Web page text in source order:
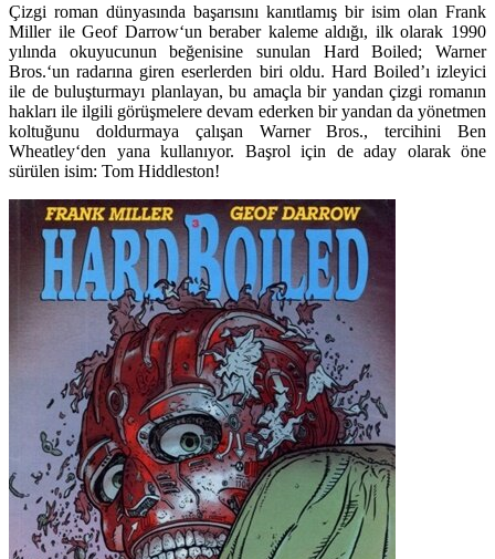
Çizgi roman dünyasında başarısını kanıtlamış bir isim olan Frank
MillerileGeof Darrow‘un beraber kaleme aldığı, ilk olarak 1990
yılında okuyucunun beğenisine sunulan Hard Boiled;Warner
Bros.‘un radarına giren eserlerden biri oldu. Hard Boiled’ı izleyici
ile de buluşturmayı planlayan, bu amaçla bir yandan çizgi romanın
hakları ile ilgili görüşmelere devam ederken bir yandan da yönetmen
koltuğunu doldurmaya çalışan Warner Bros., tercihini Ben
Wheatley‘den yana kullanıyor. Başrol için de aday olarak öne
sürülen isim: Tom Hiddleston!